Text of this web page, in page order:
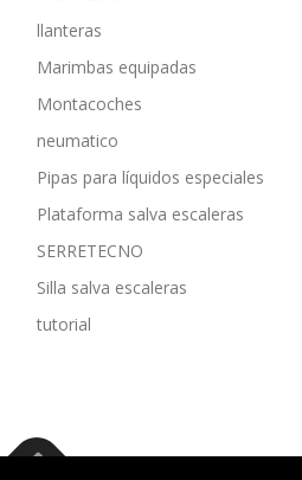
llanteras
Marimbas equipadas
Montacoches
neumatico
Pipas para líquidos especiales
Plataforma salva escaleras
SERRETECNO
Silla salva escaleras
tutorial